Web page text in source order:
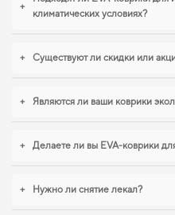
порядку в салоне, купить коврики
решением. Когда важна точная
чистоту без лишних усилий. И
авто в отличном состоянии,
+
климатических условиях?
+ Существуют ли скидки или
+ Являются ли ваши коврики
+ Делаете ли вы EVA-коврики
+ Нужно ли снятие лекал?